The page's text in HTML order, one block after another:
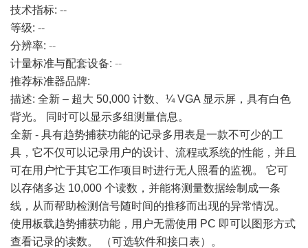
技术指标: --
等级: --
分辨率: --
计量标准与配套设备: --
推荐标准器品牌:
描述: 全新 – 超大 50,000 计数、¼ VGA 显示屏，具有白色
背光。 同时可以显示多组测量信息。
全新 - 具有趋势捕获功能的记录多用表是一款不可少的工
具，它不仅可以记录用户的设计、流程或系统的性能，并且
可在用户忙于其它工作项目时进行无人照看的监视。 它可
以存储多达 10,000 个读数，并能将测量数据绘制成一条
线，从而帮助检测信号随时间的推移而出现的异常情况。
使用板载趋势捕获功能，用户无需使用 PC 即可以图形方式
查看记录的读数。 （可选软件和接口表）。